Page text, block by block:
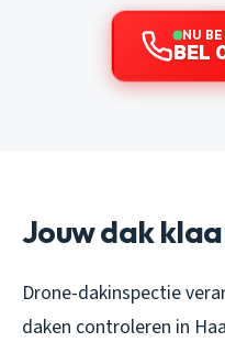
NU
BEL
Jouw dak
Drone-dakinspectie
daken controleren in